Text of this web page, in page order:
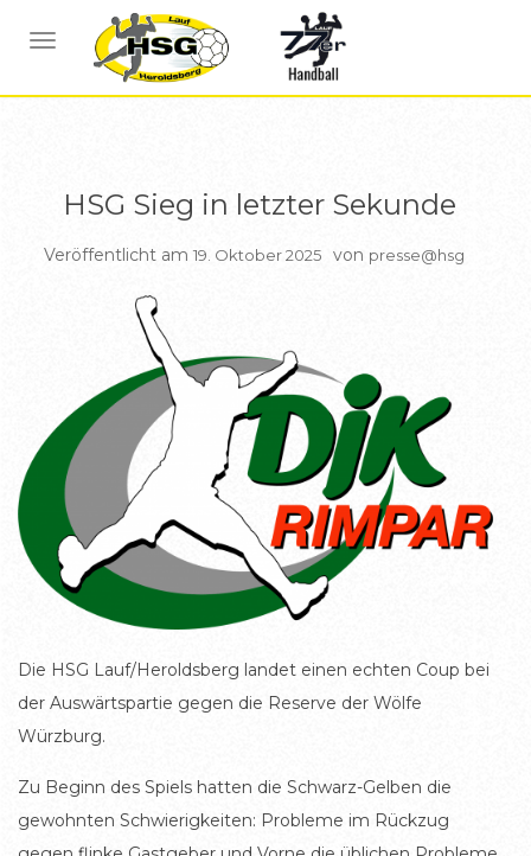
NAVIGATION UMSCHALTEN
BERICHTE HSG1
HSG Sieg in letzter Sekunde
Veröffentlicht am 19. Oktober 2025 von presse@hsg
Die HSG Lauf/Heroldsberg landet einen echten Coup bei
der Auswärtspartie gegen die Reserve der Wölfe
Würzburg.
Zu Beginn des Spiels hatten die Schwarz-Gelben die
gewohnten Schwierigkeiten: Probleme im Rückzug